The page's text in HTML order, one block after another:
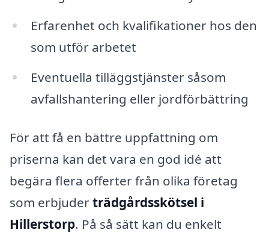
Erfarenhet och kvalifikationer hos den
som utför arbetet
Eventuella tilläggstjänster såsom
avfallshantering eller jordförbättring
För att få en bättre uppfattning om
priserna kan det vara en god idé att
begära flera offerter från olika företag
som erbjuderträdgårdsskötsel i
Hillerstorp. På så sätt kan du enkelt